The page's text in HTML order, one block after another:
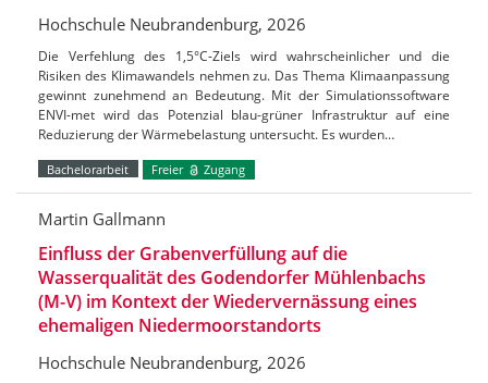
Hochschule Neubrandenburg, 2026
Die Verfehlung des 1,5°C-Ziels wird wahrscheinlicher und die
Risiken des Klimawandels nehmen zu. Das Thema Klimaanpassung
gewinnt zunehmend an Bedeutung. Mit der Simulationssoftware
ENVI-met wird das Potenzial blau-grüner Infrastruktur auf eine
Reduzierung der Wärmebelastung untersucht. Es wurden…
Bachelorarbeit Freier Zugang
Martin Gallmann
Einfluss der Grabenverfüllung auf die
Wasserqualität des Godendorfer Mühlenbachs
(M-V) im Kontext der Wiedervernässung eines
ehemaligen Niedermoorstandorts
Hochschule Neubrandenburg, 2026